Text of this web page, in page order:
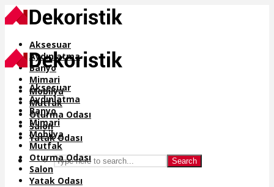
Aksesuar
Aydınlatma
Banyo
Mimari
Mobilya
Mutfak
Oturma Odası
Salon
Yatak Odası
Search
Aksesuar
Aydınlatma
Banyo
Mimari
Mobilya
Mutfak
Oturma Odası
Salon
Yatak Odası